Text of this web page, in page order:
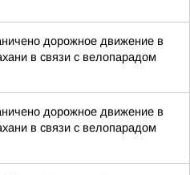
дорожное движение в
в связи с велопарадом
дорожное движение в
в связи с велопарадом